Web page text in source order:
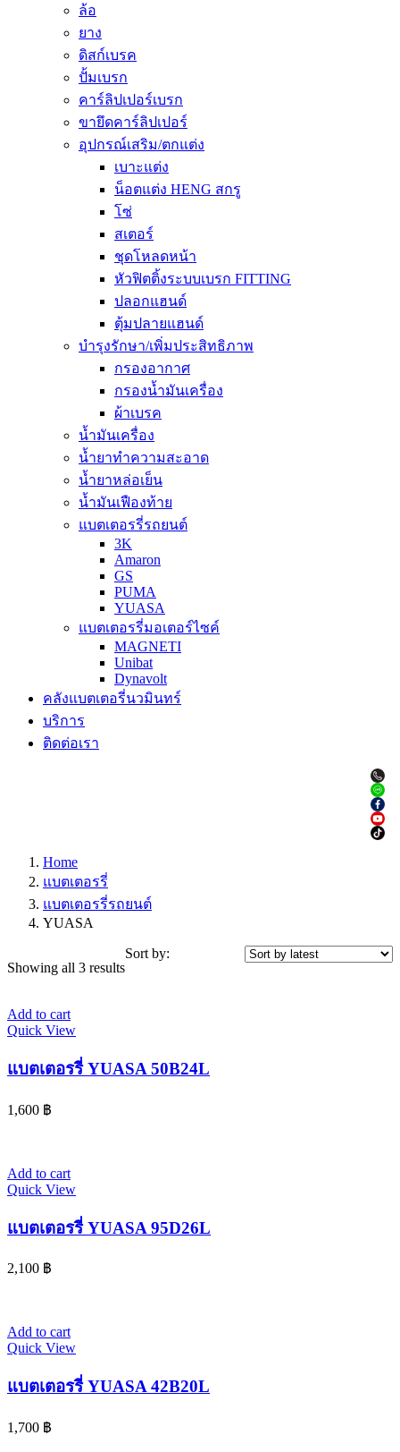
ล้อ
ยาง
ดิสก์เบรค
ปั้มเบรก
คาร์ลิปเปอร์เบรก
ขายึดคาร์ลิปเปอร์
อุปกรณ์เสริม/ตกแต่ง
เบาะแต่ง
น็อตแต่ง HENG สกรู
โซ่
สเตอร์
ชุดโหลดหน้า
หัวฟิตติ้งระบบเบรก FITTING
ปลอกแฮนด์
ตุ้มปลายแฮนด์
บำรุงรักษา/เพิ่มประสิทธิภาพ
กรองอากาศ
กรองน้ำมันเครื่อง
ผ้าเบรค
น้ำมันเครื่อง
น้ำยาทำความสะอาด
น้ำยาหล่อเย็น
น้ำมันเฟืองท้าย
แบตเตอรรี่รถยนต์
3K
Amaron
GS
PUMA
YUASA
แบตเตอรรี่มอเตอร์ไซค์
MAGNETI
Unibat
Dynavolt
คลังแบตเตอรี่นวมินทร์
บริการ
ติดต่อเรา
Home
แบตเตอรรี่
แบตเตอรรี่รถยนต์
YUASA
Showing all 3 results
Sort by:
Add to cart
Quick View
แบตเตอรรี่ YUASA 50B24L
1,600 ฿
Add to cart
Quick View
แบตเตอรรี่ YUASA 95D26L
2,100 ฿
Add to cart
Quick View
แบตเตอรรี่ YUASA 42B20L
1,700 ฿